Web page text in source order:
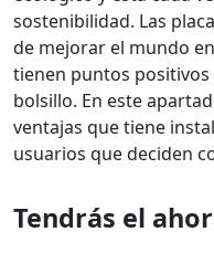
sostenibilidad. Las
de mejorar el mundo
tienen puntos
bolsillo. En este
ventajas que tiene
usuarios que deciden
Tendrás el